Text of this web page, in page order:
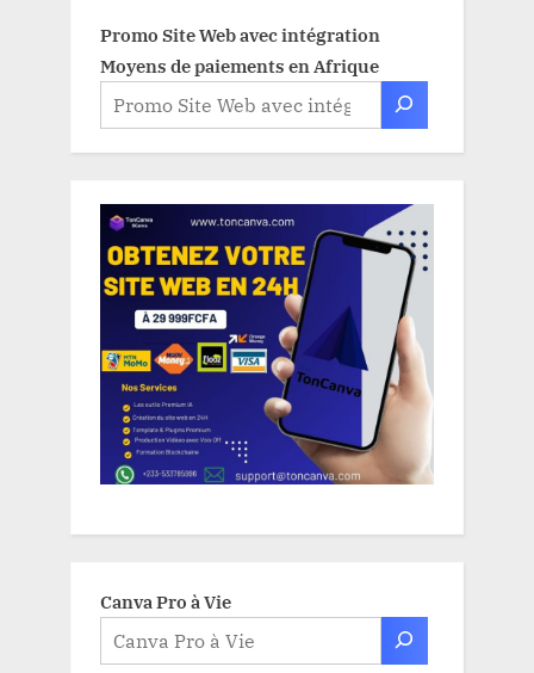
Promo Site Web avec intégration
Moyens de paiements en Afrique
Canva Pro à Vie